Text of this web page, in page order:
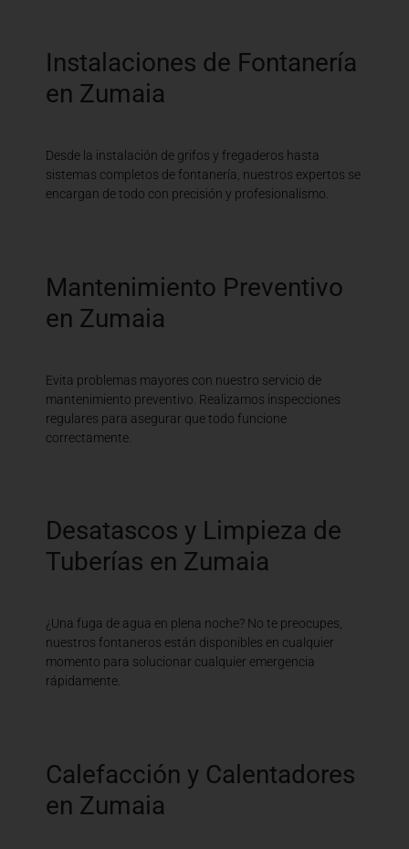
Instalaciones de Fontanería
en Zumaia
Desde la instalación de grifos y fregaderos hasta
sistemas completos de fontanería, nuestros expertos se
encargan de todo con precisión y profesionalismo.
Mantenimiento Preventivo
en Zumaia
Evita problemas mayores con nuestro servicio de
mantenimiento preventivo. Realizamos inspecciones
regulares para asegurar que todo funcione
correctamente.
Desatascos y Limpieza de
Tuberías en Zumaia
¿Una fuga de agua en plena noche? No te preocupes,
nuestros fontaneros están disponibles en cualquier
momento para solucionar cualquier emergencia
rápidamente.
Calefacción y Calentadores
en Zumaia